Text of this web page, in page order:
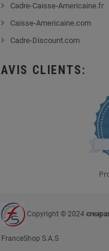
Cadre-Caisse-Americaine.fr
Caisse-Americaine.com
Cadre-Discount.com
AVIS CLIENTS:
Copyright © 2024
FranceShop S.A.S